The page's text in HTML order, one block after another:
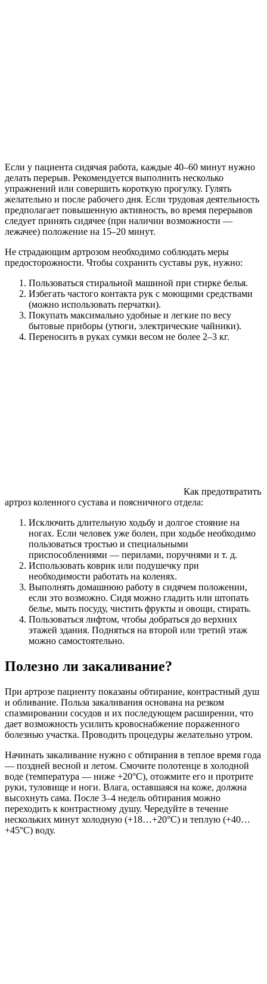
Если у пациента сидячая работа, каждые 40–60 минут нужно
делать перерыв. Рекомендуется выполнить несколько
упражнений или совершить короткую прогулку. Гулять
желательно и после рабочего дня. Если трудовая деятельность
предполагает повышенную активность, во время перерывов
следует принять сидячее (при наличии возможности —
лежачее) положение на 15–20 минут.
Не страдающим артрозом необходимо соблюдать меры
предосторожности. Чтобы сохранить суставы рук, нужно:
Пользоваться стиральной машиной при стирке белья.
Избегать частого контакта рук с моющими средствами
(можно использовать перчатки).
Покупать максимально удобные и легкие по весу
бытовые приборы (утюги, электрические чайники).
Переносить в руках сумки весом не более 2–3 кг.
Как предотвратить
артроз коленного сустава и поясничного отдела:
Исключить длительную ходьбу и долгое стояние на
ногах. Если человек уже болен, при ходьбе необходимо
пользоваться тростью и специальными
приспособлениями — перилами, поручнями и т. д.
Использовать коврик или подушечку при
необходимости работать на коленях.
Выполнять домашнюю работу в сидячем положении,
если это возможно. Сидя можно гладить или штопать
белье, мыть посуду, чистить фрукты и овощи, стирать.
Пользоваться лифтом, чтобы добраться до верхних
этажей здания. Подняться на второй или третий этаж
можно самостоятельно.
Полезно ли закаливание?
При артрозе пациенту показаны обтирание, контрастный душ
и обливание. Польза закаливания основана на резком
спазмировании сосудов и их последующем расширении, что
дает возможность усилить кровоснабжение пораженного
болезнью участка. Проводить процедуры желательно утром.
Начинать закаливание нужно с обтирания в теплое время года
— поздней весной и летом. Смочите полотенце в холодной
воде (температура — ниже +20°С), отожмите его и протрите
руки, туловище и ноги. Влага, оставшаяся на коже, должна
высохнуть сама. После 3–4 недель обтирания можно
переходить к контрастному душу. Чередуйте в течение
нескольких минут холодную (+18…+20°С) и теплую (+40…
+45°С) воду.